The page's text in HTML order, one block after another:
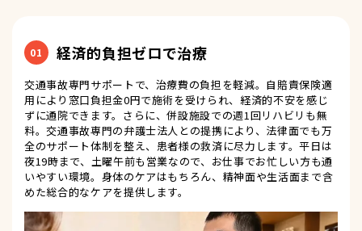
01 経済的負担ゼロで治療
交通事故専門サポートで、治療費の負担を軽減。自賠責保険適
用により窓口負担金0円で施術を受けられ、経済的不安を感じ
ずに通院できます。さらに、併設施設での週1回リハビリも無
料。交通事故専門の弁護士法人との提携により、法律面でも万
全のサポート体制を整え、患者様の救済に尽力します。平日は
夜19時まで、土曜午前も営業なので、お仕事でお忙しい方も通
いやすい環境。身体のケアはもちろん、精神面や生活面まで含
めた総合的なケアを提供します。